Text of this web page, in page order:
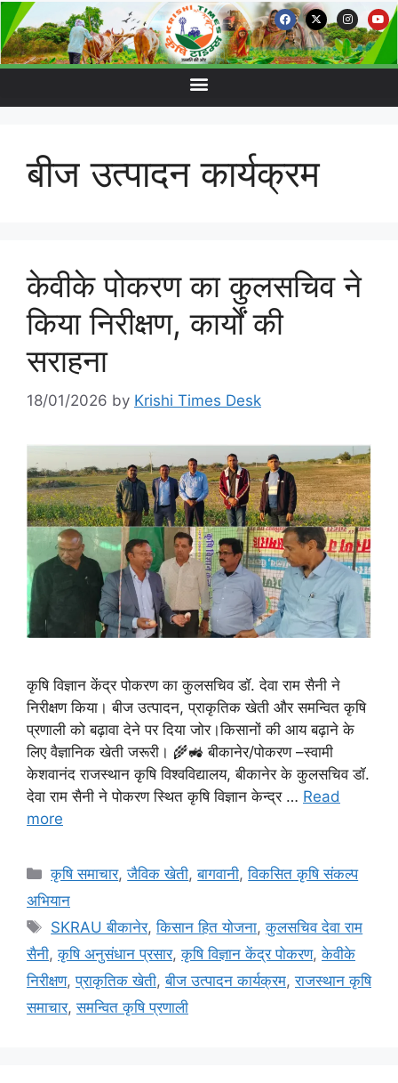
बीज उत्पादन कार्यक्रम
केवीके पोकरण का कुलसचिव ने
किया निरीक्षण, कार्यों की
सराहना
18/01/2026 by Krishi Times Desk
कृषि विज्ञान केंद्र पोकरण का कुलसचिव डॉ. देवा राम सैनी ने
निरीक्षण किया। बीज उत्पादन, प्राकृतिक खेती और समन्वित कृषि
प्रणाली को बढ़ावा देने पर दिया जोर।किसानों की आय बढ़ाने के
लिए वैज्ञानिक खेती जरूरी। 🌾🚜 बीकानेर/पोकरण –स्वामी
केशवानंद राजस्थान कृषि विश्वविद्यालय, बीकानेर के कुलसचिव डॉ.
देवा राम सैनी ने पोकरण स्थित कृषि विज्ञान केन्द्र … Read
more
कृषि समाचार,जैविक खेती,बागवानी,विकसित कृषि संकल्प
अभियान
SKRAU बीकानेर,किसान हित योजना,कुलसचिव देवा राम
सैनी,कृषि अनुसंधान प्रसार,कृषि विज्ञान केंद्र पोकरण,केवीके
निरीक्षण,प्राकृतिक खेती,बीज उत्पादन कार्यक्रम,राजस्थान कृषि
समाचार,समन्वित कृषि प्रणाली